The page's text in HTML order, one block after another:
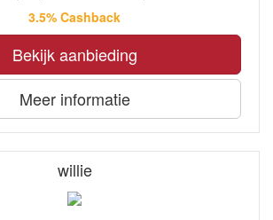
3.5% Cashback
Bekijk aanbieding
Meer informatie
willie